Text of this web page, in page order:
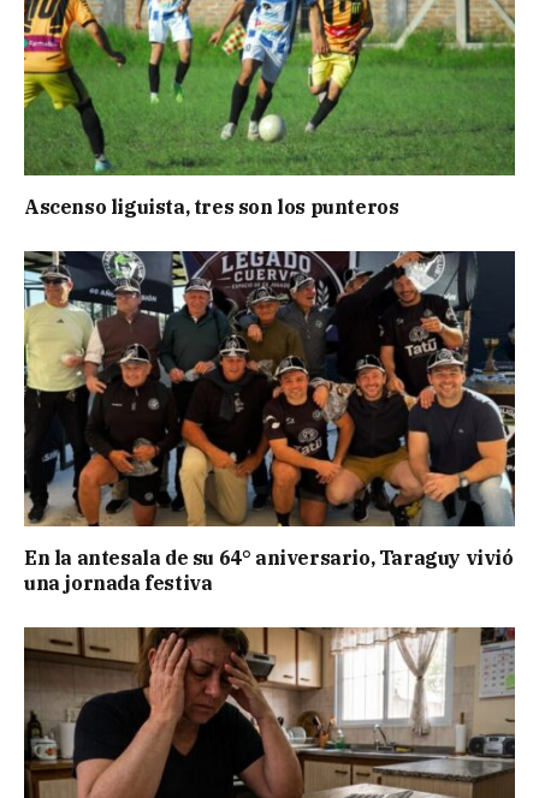
Ascenso liguista, tres son los punteros
En la antesala de su 64° aniversario, Taraguy vivió
una jornada festiva